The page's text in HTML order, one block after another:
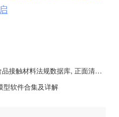
料法规数据库, 正面清单及禁限用轻松查！
型软件合集及详解